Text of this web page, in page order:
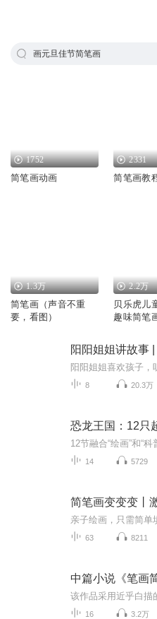
画元旦佳节简笔画
1752
简笔画动画
2331
简笔画教
1.3万
简笔画（声音不重
要，看图）
2.2万
贝乐虎儿
趣味简笔
阳阳姐姐讲故事
8 20.3万
恐龙王国：12只
14 5729
简笔画变变变丨
63 8211
中篇小说《笔画
16 3.2万